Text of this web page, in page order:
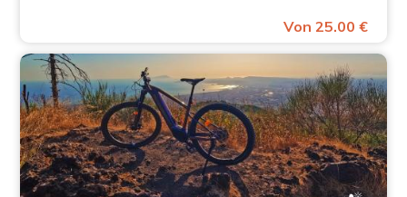
scoprire, insieme ai produttori, i grandi vini che
Von 25.00 €